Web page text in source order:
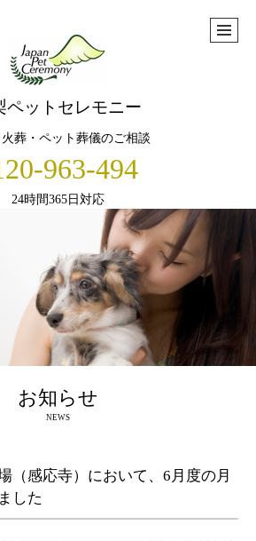
ペットセレモニー
葬・ペット葬儀のご相談
963-494
24時間365日対応
お知らせ
NEWS
（感応寺）において、6月度の月
した